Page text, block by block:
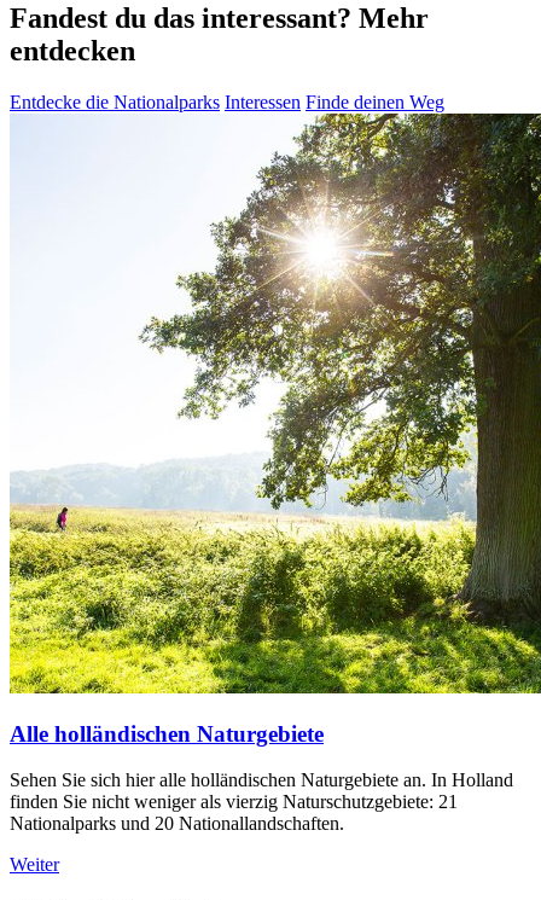
Fandest du das interessant? Mehr
entdecken
Entdecke die Nationalparks Interessen Finde deinen Weg
Alle holländischen Naturgebiete
Sehen Sie sich hier alle holländischen Naturgebiete an. In Holland
finden Sie nicht weniger als vierzig Naturschutzgebiete: 21
Nationalparks und 20 Nationallandschaften.
Weiter